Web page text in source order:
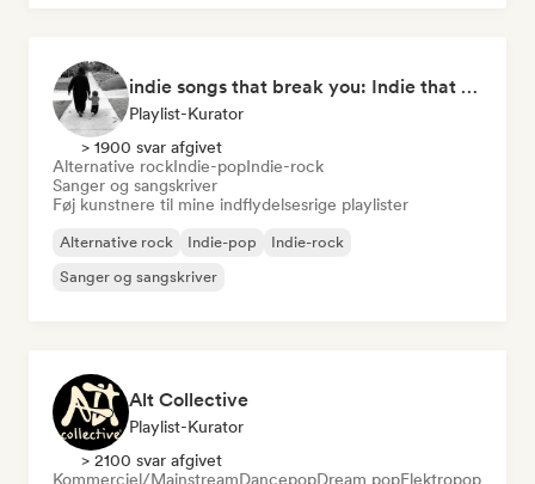
indie songs that break you: Indie that hits deep
Playlist-Kurator
> 1900 svar afgivet
Alternative rockIndie-popIndie-rock
Sanger og sangskriver
Føj kunstnere til mine indflydelsesrige playlister
Alternative rock Indie-pop
Indie-rock
Sanger og sangskriver
Alt Collective
Playlist-Kurator
> 2100 svar afgivet
Kommerciel/MainstreamDancepopDream popElektropop